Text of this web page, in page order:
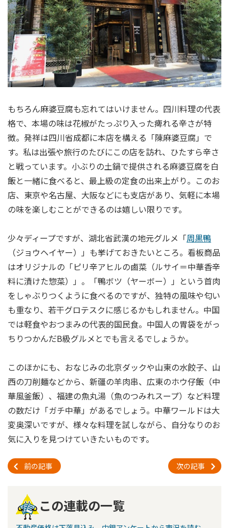
もちろん麻婆豆腐も忘れてはいけません。四川料理の代表
格で、本場の味は花椒がたっぷり入った痺れる辛さが特
徴。発祥は四川省成都に本店を構える「陳麻婆豆腐」で
す。私は出張や旅行のたびにこの店を訪れ、ひたすら辛さ
と戦っています。小ぶりの土鍋で提供される麻婆豆腐を白
飯と一緒に食べると、最上級の定食の出来上がり。このお
店、東京や名古屋、大阪などにも支店があり、気軽に本場
の味を楽しむことができるのは嬉しい限りです。
少々ディープですが、湖北省武漢の地元グルメ「周黒鴨
（ジョウヘイヤー）」も挙げておきたいところ。看板商品
はオリジナルの「ピリ辛アヒルの鹵菜（ルサイ＝中華香辛
料に漬けた惣菜）」。「鴨ボツ（ヤーボー）」という首肉
をしゃぶりつくように食べるのですが、独特の風味や匂い
も重なり、若干グロテスクに感じるかもしれません。中国
では軽食やおつまみの代表的国民食。中国人の胃袋をがっ
ちりつかんだB級グルメとでも言えるでしょうか。
このほかにも、おなじみの北京ダックや山東の水餃子、山
西の刀削麺などから、新疆の羊肉串、広東のホウ仔飯（中
華風釜飯）、福建の魚丸湯（魚のつみれスープ）など料理
の数だけ「ガチ中華」があるでしょう。中華ワールドは大
変奥深いですが、様々な料理を試しながら、自分なりのお
気に入りを見つけていきたいものです。
前の記事 次の記事
この連載の一覧